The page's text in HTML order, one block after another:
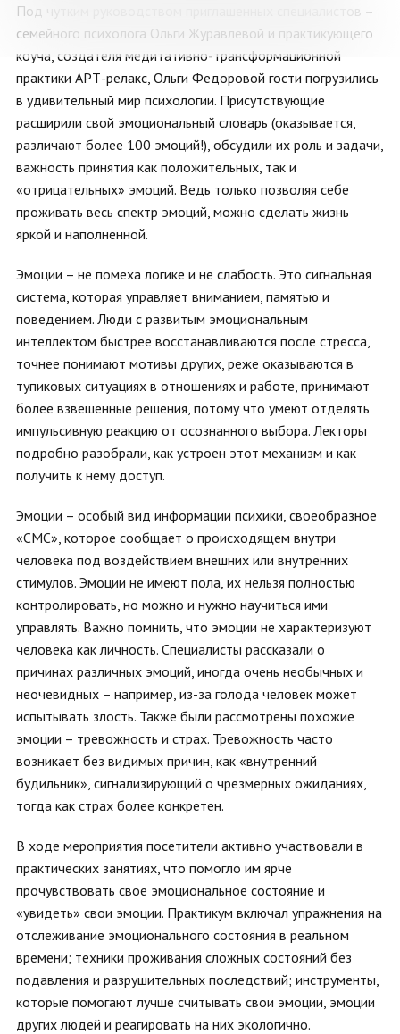
Под чутким руководством приглашенных специалистов –
семейного психолога Ольги Журавлевой и практикующего
коуча, создателя медитативно-трансформационной
практики АРТ-релакс, Ольги Федоровой гости погрузились
в удивительный мир психологии. Присутствующие
расширили свой эмоциональный словарь (оказывается,
различают более 100 эмоций!), обсудили их роль и задачи,
важность принятия как положительных, так и
«отрицательных» эмоций. Ведь только позволяя себе
проживать весь спектр эмоций, можно сделать жизнь
яркой и наполненной.
Эмоции – не помеха логике и не слабость. Это сигнальная
система, которая управляет вниманием, памятью и
поведением. Люди с развитым эмоциональным
интеллектом быстрее восстанавливаются после стресса,
точнее понимают мотивы других, реже оказываются в
тупиковых ситуациях в отношениях и работе, принимают
более взвешенные решения, потому что умеют отделять
импульсивную реакцию от осознанного выбора. Лекторы
подробно разобрали, как устроен этот механизм и как
получить к нему доступ.
Эмоции – особый вид информации психики, своеобразное
«СМС», которое сообщает о происходящем внутри
человека под воздействием внешних или внутренних
стимулов. Эмоции не имеют пола, их нельзя полностью
контролировать, но можно и нужно научиться ими
управлять. Важно помнить, что эмоции не характеризуют
человека как личность. Специалисты рассказали о
причинах различных эмоций, иногда очень необычных и
неочевидных – например, из-за голода человек может
испытывать злость. Также были рассмотрены похожие
эмоции – тревожность и страх. Тревожность часто
возникает без видимых причин, как «внутренний
будильник», сигнализирующий о чрезмерных ожиданиях,
тогда как страх более конкретен.
В ходе мероприятия посетители активно участвовали в
практических занятиях, что помогло им ярче
прочувствовать свое эмоциональное состояние и
«увидеть» свои эмоции. Практикум включал упражнения на
отслеживание эмоционального состояния в реальном
времени; техники проживания сложных состояний без
подавления и разрушительных последствий; инструменты,
которые помогают лучше считывать свои эмоции, эмоции
других людей и реагировать на них экологично.